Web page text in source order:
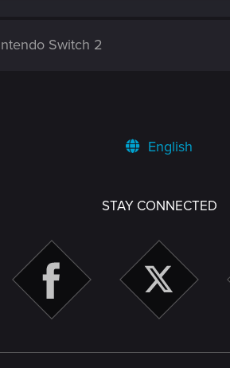
Switch 2
English
STAY CONNECTED